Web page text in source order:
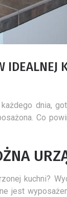
IDEALNEJ
dnia,
Co
kuchni?
jest